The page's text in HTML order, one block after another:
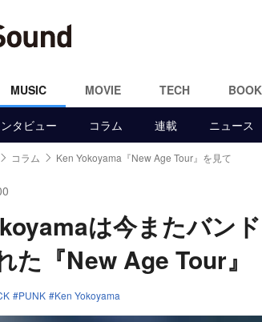
MUSIC MOVIE TECH BOOK
タビュー コラム 連載 ニュース
コラム Ken Yokoyama『New Age Tour』を見て
は今またバン
た『New Age Tour』
PUNK Ken Yokoyama